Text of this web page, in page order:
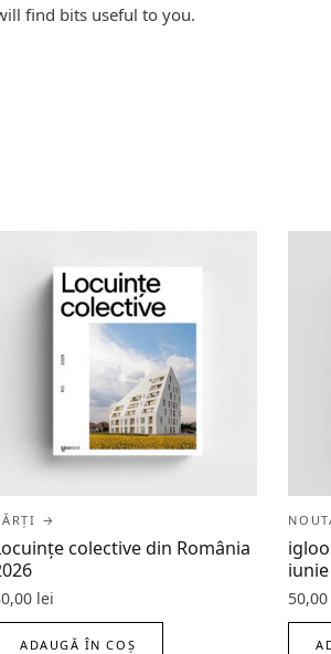
find bits useful to you.
→
colective din România
lei
ADAUGĂ ÎN COȘ
50,00